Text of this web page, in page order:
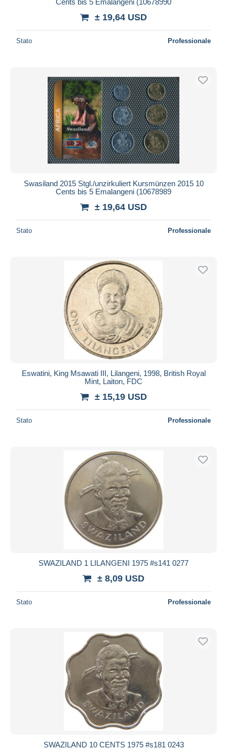
± 19,64 USD
Stato Professionale
Swasiland 2015 Stgl./unzirkuliert Kursmünzen 2015 10
Cents bis 5 Emalangeni (10678989
± 19,64 USD
Stato Professionale
Eswatini, King Msawati III, Lilangeni, 1998, British Royal
Mint, Laiton, FDC
± 15,19 USD
Stato Professionale
SWAZILAND 1 LILANGENI 1975 #s141 0277
± 8,09 USD
Stato Professionale
SWAZILAND 10 CENTS 1975 #s181 0243